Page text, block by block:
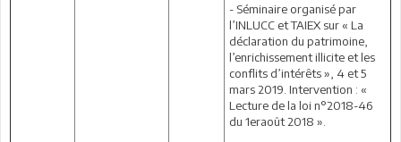
- Séminaire organisé par
l’INLUCC et TAIEX sur « La
déclaration du patrimoine,
l’enrichissement illicite et les
conflits d’intérêts », 4 et 5
mars 2019. Intervention : «
Lecture de la loi n°2018-46
du 1eraoût 2018 ».